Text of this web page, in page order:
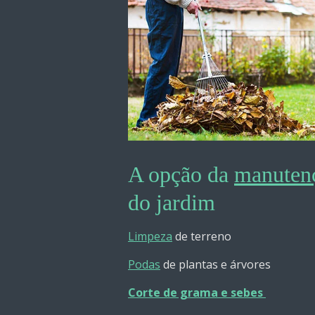
A opção da
do jardim
Limpeza de terreno
Podas de plantas e árvores
Corte de grama e sebes